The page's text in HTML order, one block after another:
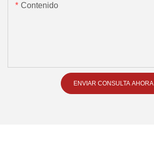
Contenido
ENVIAR CONSULTA AHORA